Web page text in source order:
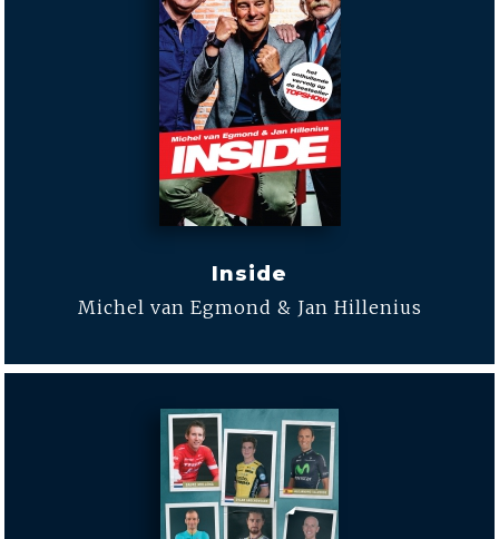
Inside
Michel van Egmond & Jan Hillenius